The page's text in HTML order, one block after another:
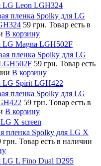
LG Leon LGH324
пленка Spolky для LG
59 грн. Товар есть в
В корзину
LG Magna LGH502F
пленка Spolky для LG
59 грн. Товар есть
В корзину
LG Spirit LGH422
пленка Spolky для LG
59 грн. Товар есть в
В корзину
X screen
пленка Spolky для LG X
грн. Товар есть в наличии
LG L Fino Dual D295